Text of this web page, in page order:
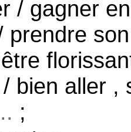
/ gagner
prendre
bien aller ,
;